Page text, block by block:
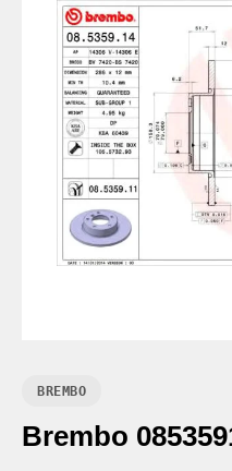
BREMBO
Brembo